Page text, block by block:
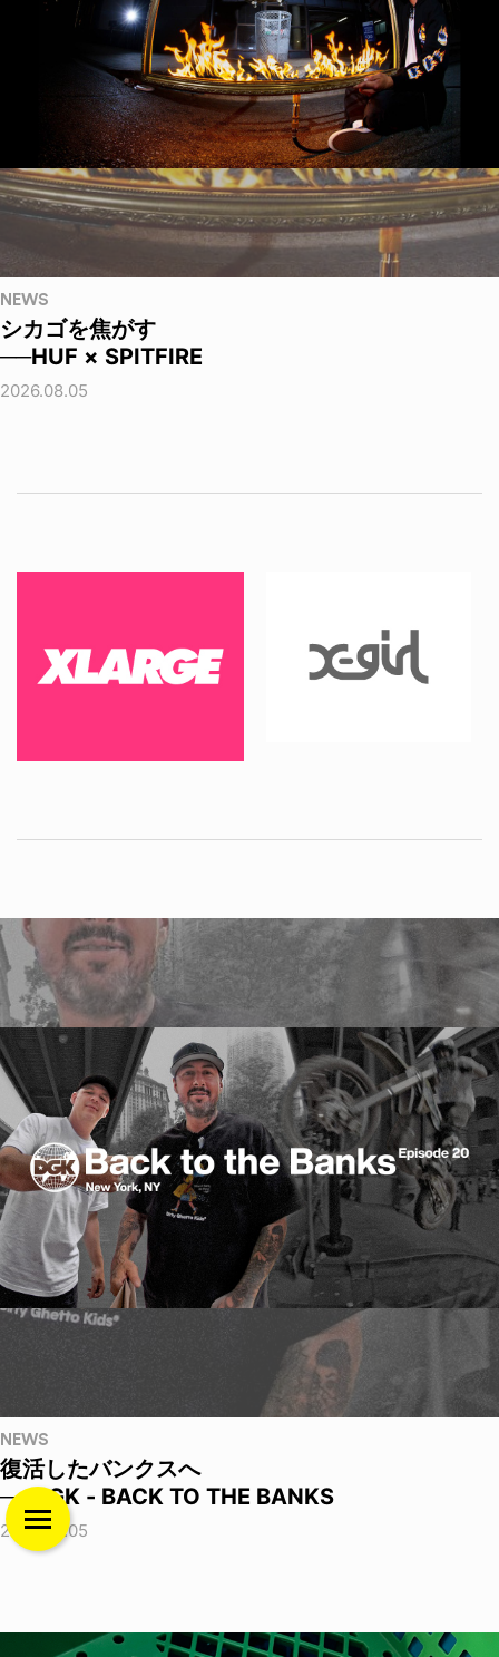
NEWS
シカゴを焦がす
──HUF × SPITFIRE
2026.08.05
NEWS
復活したバンクスへ
──DGK - BACK TO THE BANKS
2026.08.05